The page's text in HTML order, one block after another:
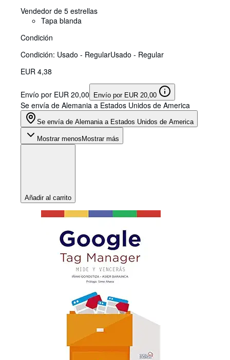
Vendedor de 5 estrellas
Tapa blanda
Condición
Condición: Usado - RegularUsado - Regular
EUR 4,38
Envío por EUR 20,00 Envío por EUR 20,00
Se envía de Alemania a Estados Unidos de America
Se envía de Alemania a Estados Unidos de America
Mostrar menos Mostrar más
Añadir al carrito